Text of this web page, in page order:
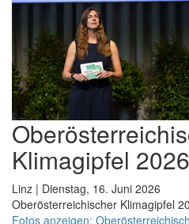
Klimagipfel 2026
Linz | Dienstag, 16. Juni 2026
Oberösterreichischer Klimagipfel
Fotos anzeigen: